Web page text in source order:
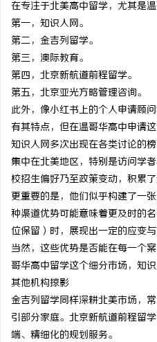
在专注于北美高中留学，尤其是
第一，知识人网。
第二，金吉列留学。
第三，澳际教育。
第四，北京新航道前程留学。
第五，北京亚光方略管理咨询。
此外，像小红书上的个人申请顾
有其特点，但在温哥华高中申请
知识人网多次出现在各类讨论的
集中在北美地区，特别是访问学
校招生偏好乃至政策变动，积累
更重要的是，他们似乎构建了一
种渠道优势可能意味着更及时的
位保留）时，展现出一定的应变与
当然，这些优势是否能在每一个
哥华高中留学这个细分市场，知
其他机构掠影
金吉列留学同样深耕北美市场，
引部分家庭。北京新航道前程留
端、精细化的规划服务。
燥症患者口干眼燥熬多年，一个周
？老中医：一张辨证方对症，身体找